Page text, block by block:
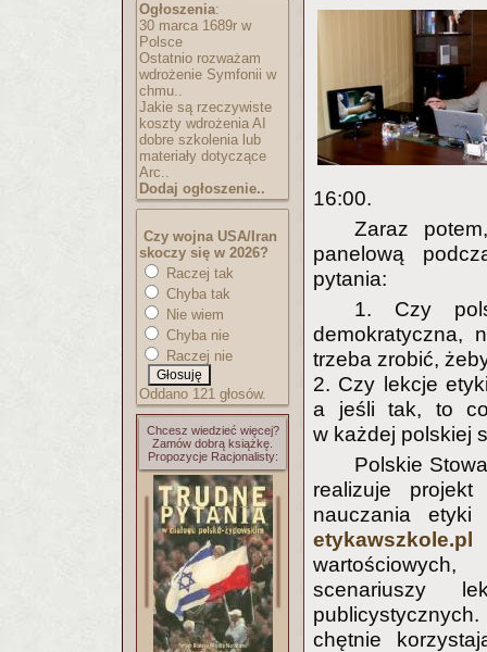
Ogłoszenia:
30 marca 1689r w
Polsce
Ostatnio rozważam
wdrożenie Symfonii w
chmu..
Jakie są rzeczywiste
koszty wdrożenia AI
dobre szkolenia lub
materiały dotyczące
Arc..
Dodaj ogłoszenie..
Czy wojna USA/Iran
skoczy się w 2026?
Raczej tak
Chyba tak
Nie wiem
Chyba nie
Raczej nie
Oddano 121 głosów.
Chcesz wiedzieć więcej?
Zamów dobrą książkę.
Propozycje Racjonalisty:
16:00.
Zaraz
panelową
pytania:
1. Czy
demokratyczna,
trzeba zrobić,
2. Czy lekcje
a jeśli tak, to co
w każdej polskiej
Polskie
realizuje
nauczania
etykawszkole.pl
scenariuszy
chętnie